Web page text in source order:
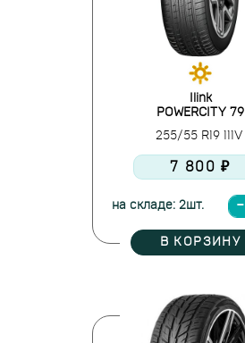
Ilink
POWERCITY 79
255/55 R19 111V
7 800 ₽
на складе: 2шт.
В КОРЗИНУ